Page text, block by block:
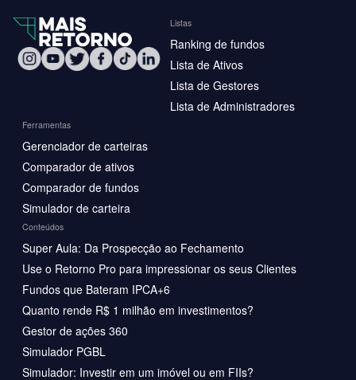
Listas
Ranking de fundos
Lista de Ativos
Lista de Gestores
Lista de Administradores
Ferramentas
Gerenciador de carteiras
Comparador de ativos
Comparador de fundos
Simulador de carteira
Conteúdos
Super Aula: Da Prospecção ao Fechamento
Use o Retorno Pro para impressionar os seus Clientes
Fundos que Bateram IPCA+6
Quanto rende R$ 1 milhão em investimentos?
Gestor de ações 360
Simulador PGBL
Simulador: Investir em um imóvel ou em FIIs?